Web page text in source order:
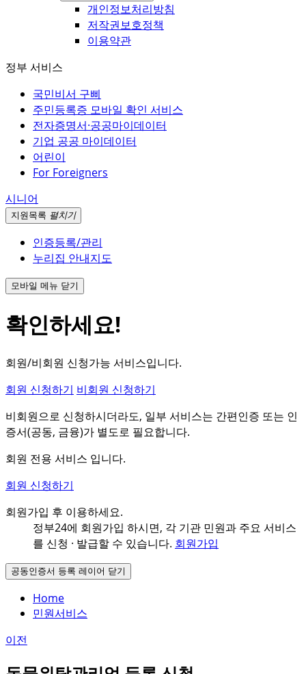
개인정보처리방침
저작권보호정책
이용약관
정부 서비스
국민비서 구삐
주민등록증 모바일 확인 서비스
전자증명서·공공마이데이터
기업 공공 마이데이터
어린이
For Foreigners
시니어
지원 목록 펼치기
인증등록/관리
누리집 안내지도
모바일 메뉴 닫기
확인하세요!
회원/비회원 신청가능 서비스입니다.
회원 신청하기 비회원 신청하기
비회원으로 신청하시더라도, 일부 서비스는 간편인증 또는 인
증서(공동, 금융)가 별도로 필요합니다.
회원 전용 서비스 입니다.
회원 신청하기
회원가입 후 이용하세요.
정부24에 회원가입 하시면, 각 기관 민원과 주요 서비스
를 신청 · 발급할 수 있습니다. 회원가입
공동인증서 등록 레이어 닫기
Home
민원서비스
이전